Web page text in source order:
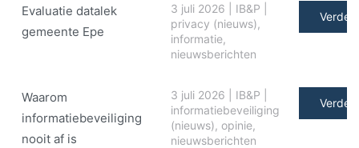
Evaluatie datalek
gemeente Epe
3 juli 2026 IB&P
privacy (nieuws),
informatie,
nieuwsberichten
Verder
Waarom
informatiebeveiliging
nooit af is
3 juli 2026 IB&P
informatiebeveiliging
(nieuws), opinie,
nieuwsberichten
Verder